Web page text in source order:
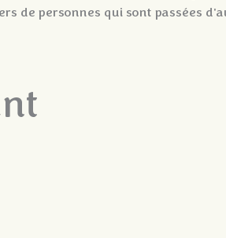
de personnes qui sont passées